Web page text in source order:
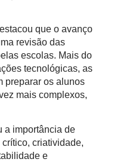
que o avanço
revisão das
escolas. Mais do
tecnológicas, as
preparar os alunos
mais complexos,
a importância de
criatividade,
e